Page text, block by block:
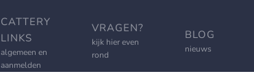
CATTERY
LINKS
algemeen en
aanmelden
VRAGEN?
kijk hier even
rond
BLOG
nieuws